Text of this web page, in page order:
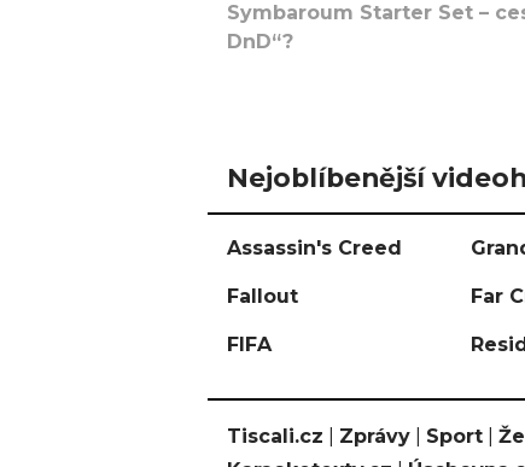
Symbaroum Starter Set –
DnD“?
Nejoblíbenější
Assassin's Creed
Fallout Far
FIFA
Tiscali.cz Zprávy Sport